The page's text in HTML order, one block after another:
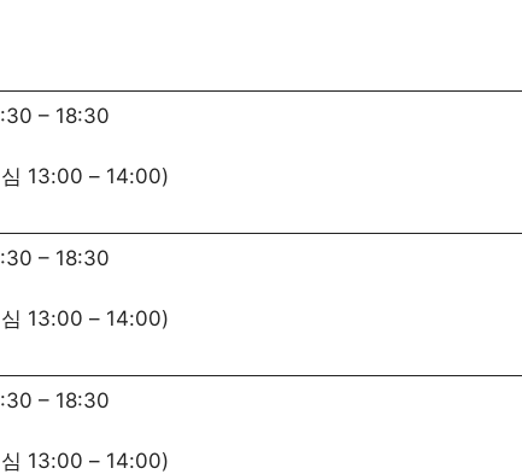
– 18:30
13:00 – 14:00)
– 18:30
13:00 – 14:00)
– 18:30
13:00 – 14:00)